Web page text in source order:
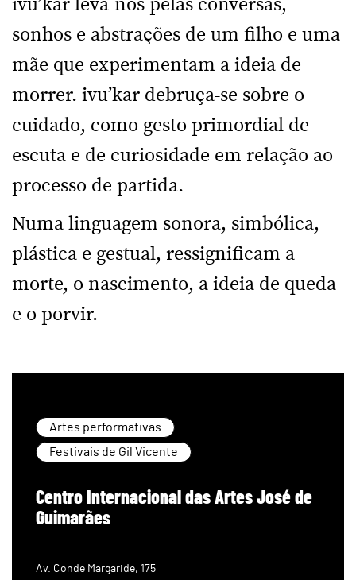
ivu’kar leva-nos pelas conversas,
sonhos e abstrações de um filho e uma
mãe que experimentam a ideia de
morrer. ivu’kar debruça-se sobre o
cuidado, como gesto primordial de
escuta e de curiosidade em relação ao
processo de partida.
Numa linguagem sonora, simbólica,
plástica e gestual, ressignificam a
morte, o nascimento, a ideia de queda
e o porvir.
Artes performativas
Festivais de Gil Vicente
Centro Internacional das Artes José de
Guimarães
Av. Conde Margaride, 175